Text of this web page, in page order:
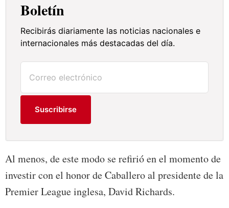
Boletín
Recibirás diariamente las noticias nacionales e
internacionales más destacadas del día.
Suscribirse
Al menos, de este modo se refirió en el momento de
investir con el honor de Caballero al presidente de la
Premier League inglesa, David Richards.